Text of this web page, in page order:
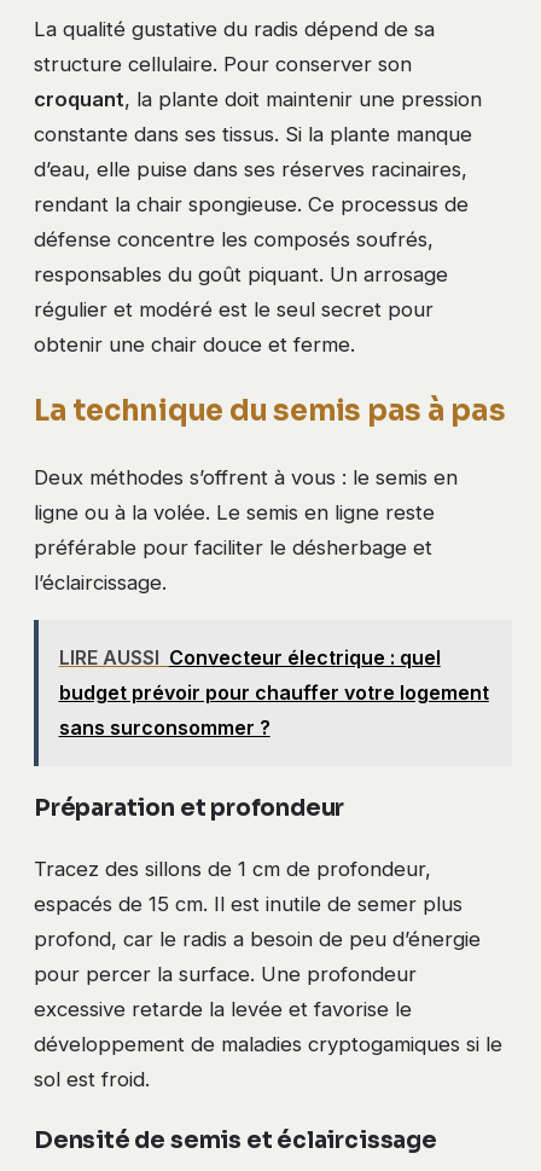
La qualité gustative du radis dépend de sa
structure cellulaire. Pour conserver son
croquant, la plante doit maintenir une pression
constante dans ses tissus. Si la plante manque
d’eau, elle puise dans ses réserves racinaires,
rendant la chair spongieuse. Ce processus de
défense concentre les composés soufrés,
responsables du goût piquant. Un arrosage
régulier et modéré est le seul secret pour
obtenir une chair douce et ferme.
La technique du semis pas à pas
Deux méthodes s’offrent à vous : le semis en
ligne ou à la volée. Le semis en ligne reste
préférable pour faciliter le désherbage et
l’éclaircissage.
LIRE AUSSI Convecteur électrique : quel
budget prévoir pour chauffer votre logement
sans surconsommer ?
Préparation et profondeur
Tracez des sillons de 1 cm de profondeur,
espacés de 15 cm. Il est inutile de semer plus
profond, car le radis a besoin de peu d’énergie
pour percer la surface. Une profondeur
excessive retarde la levée et favorise le
développement de maladies cryptogamiques si le
sol est froid.
Densité de semis et éclaircissage